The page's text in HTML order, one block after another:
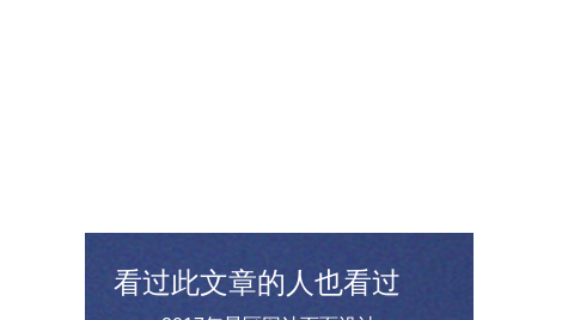
看过此文章的人也看过